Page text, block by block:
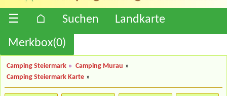
☰ ⌂ Suchen
Landkarte
Merkbox(0)
Camping Steiermark » Camping Murau »
Camping Steiermark Karte »